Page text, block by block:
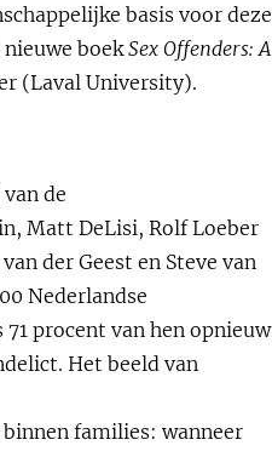
basis voor deze
boekSex Offenders: A
(Laval University).
de
Matt DeLisi, Rolf Loeber
der Geest en Steve van
Nederlandse
procent van hen opnieuw
Het beeld van
families: wanneer